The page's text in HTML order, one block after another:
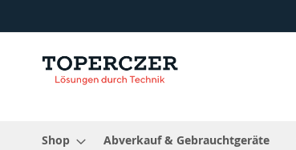
zum
Shop Abverkauf & Gebrauchtgeräte